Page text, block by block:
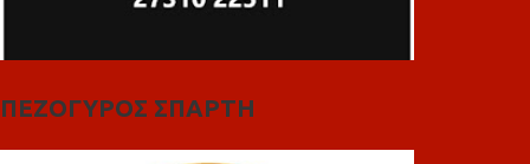
ΠΕΖΟΓΥΡΟΣ ΣΠΑΡΤΗ